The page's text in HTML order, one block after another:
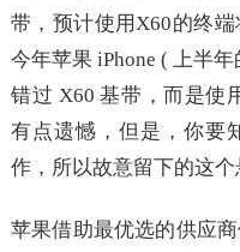
带，预计使用X60的终
今年苹果 iPhone ( 上半
错过 X60 基带，而是使
有点遗憾，但是，你要
作，所以故意留下的这个
苹果借助最优选的供应